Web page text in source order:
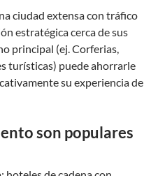
ciudad extensa con tráfico
estratégica cerca de sus
principal (ej. Corferias,
turísticas) puede ahorrarle
su experiencia de
son populares